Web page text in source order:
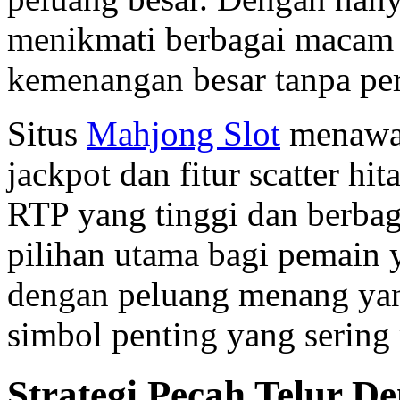
menikmati berbagai
kemenangan besar tanpa
Situs Mahjong Slot
jackpot dan fitur scatter
RTP yang tinggi dan
pilihan utama bagi
dengan peluang menang
simbol penting yang sering